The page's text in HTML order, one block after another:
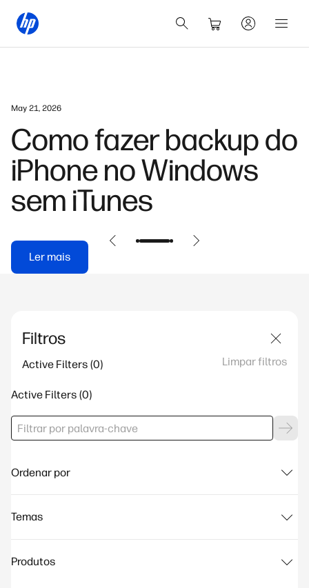
May 21, 2026
Como fazer backup do
iPhone no Windows
sem iTunes
Ler mais
Filtros
Active Filters Limpar filtros
Active Filters
Ordenar por
Temas
Produtos